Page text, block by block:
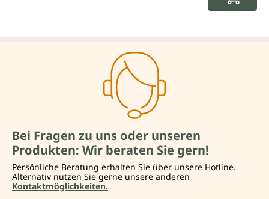
Bei Fragen zu uns oder unseren
Produkten: Wir beraten Sie gern!
Persönliche Beratung erhalten Sie über unsere Hotline.
Alternativ nutzen Sie gerne unsere anderen
Kontaktmöglichkeiten.